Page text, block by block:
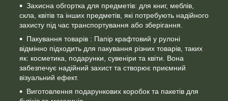
Захисна обгортка для предметів: для книг, меблів,
скла, квітів та інших предметів, які потребують надійного
захисту під час транспортування або зберігання.
Пакування товарів : Папір крафтовий у рулоні
відмінно підходить для пакування різних товарів, таких
як: косметика, подарунки, сувеніри та квіти. Вона
забезпечує надійний захист та створює приємний
візуальний ефект.
Виготовлення подарункових коробок та пакетів для